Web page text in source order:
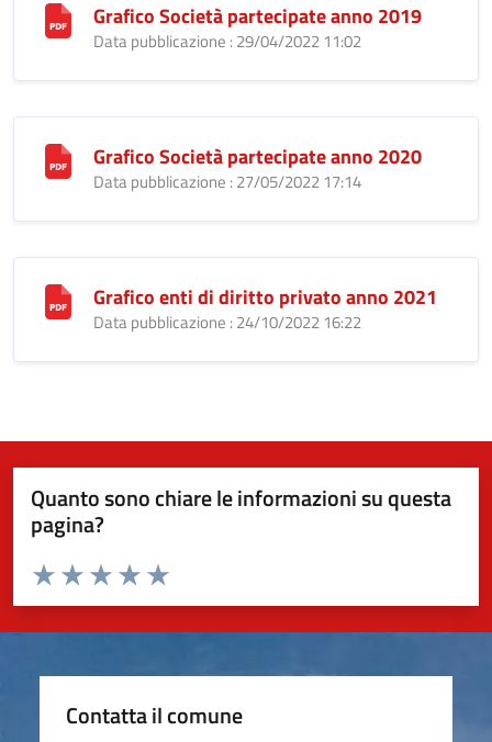
Grafico Società partecipate anno 2019
Data pubblicazione : 29/04/2022 11:02
Grafico Società partecipate anno 2020
Data pubblicazione : 27/05/2022 17:14
Grafico enti di diritto privato anno 2021
Data pubblicazione : 24/10/2022 16:22
Quanto sono chiare le informazioni su questa
pagina?
Valuta da 1 a 5 stelle la pagina
Valuta 5 stelle su 5
Valuta 4 stelle su 5
Valuta 3 stelle su 5
Valuta 2 stelle su 5
Valuta 1 stelle su 5
Contatta il comune